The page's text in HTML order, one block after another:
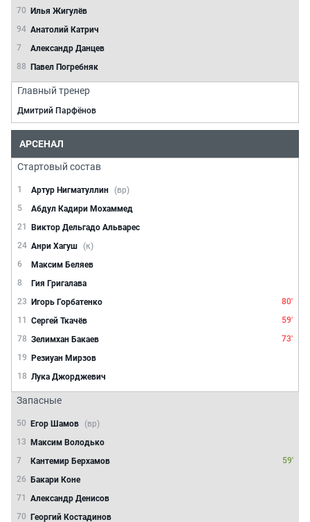
70 Илья Жигулёв
94 Анатолий Катрич
7
Александр Данцев
88 Павел Погребняк
Главный тренер
Дмитрий Парфёнов
АРСЕНАЛ
Стартовый состав
1 Артур Нигматуллин (вр)
5
Абдул Кадири Мохаммед
21
Виктор Дельгадо Альварес
24 Анри Хагуш (к)
6
Максим Беляев
8
Гия Григалава
23 Игорь Горбатенко
80'
11
Сергей Ткачёв
59'
78 Зелимхан Бакаев
73'
19 Резиуан Мирзов
18 Лука Джорджевич
Запасные
50 Егор Шамов
(вр)
13 Максим Володько
7
Кантемир Берхамов
59'
26 Бакари Коне
71
Александр Денисов
70 Георгий Костадинов